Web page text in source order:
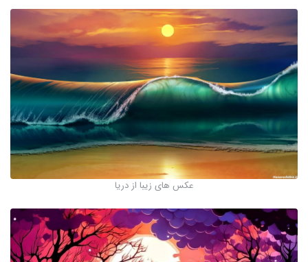
عکس های زیبا از دریا